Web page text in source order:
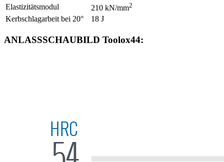
Elastizitätsmodul 210 kN/mm2
Kerbschlagarbeit bei 20° 18 J
ANLASSSCHAUBILD Toolox44: